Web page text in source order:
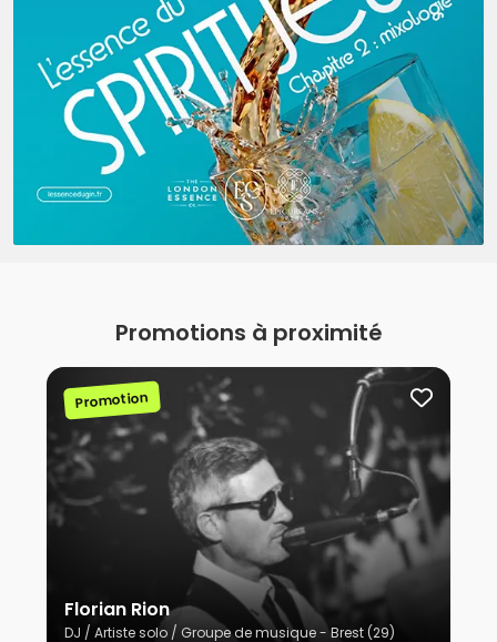
Promotions à proximité
Promotion
Florian Rion
DJ / Artiste solo / Groupe de musique - Brest (29)